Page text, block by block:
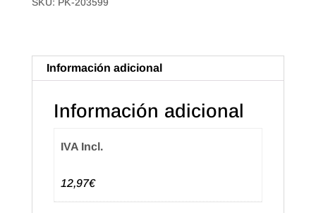
Color
cantidad
SKU: PK-203599
Información adicional
Información adicional
IVA Incl.
12,97€